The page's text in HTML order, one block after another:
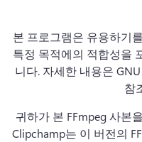
본 프로그램은 유용하기
특정 목적에의 적합성을
니다. 자세한 내용은
참
귀하가 본 FFmpeg 사본
Clipchamp는 이 버전의